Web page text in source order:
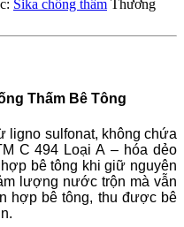
Sika chống thấm Thương
Thấm Bê Tông
ligno sulfonat, không chứa
C 494 Loại A – hóa dẻo
bê tông khi giữ nguyên
lượng nước trộn mà vẫn
hợp bê tông, thu được bê